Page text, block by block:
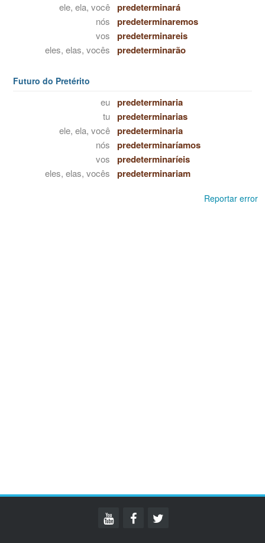
ele, ela, você predeterminará
nós predeterminaremos
vos predeterminareis
eles, elas, vocês predeterminarão
Futuro do Pretérito
eu predeterminaria
tu predeterminarias
ele, ela, você predeterminaria
nós predeterminaríamos
vos predeterminaríeis
eles, elas, vocês predeterminariam
Reportar error